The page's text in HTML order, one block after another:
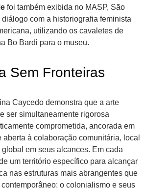
foi também exibida no MASP, São
com a historiografia feminista
utilizando os cavaletes de
Bo Bardi para o museu.
Sem Fronteiras
Caycedo demonstra que a arte
ser simultaneamente rigorosa
comprometida, ancorada em
aberta à colaboração comunitária, local
em seus alcances. Em cada
um território específico para alcançar
nas estruturas mais abrangentes que
o colonialismo e seus